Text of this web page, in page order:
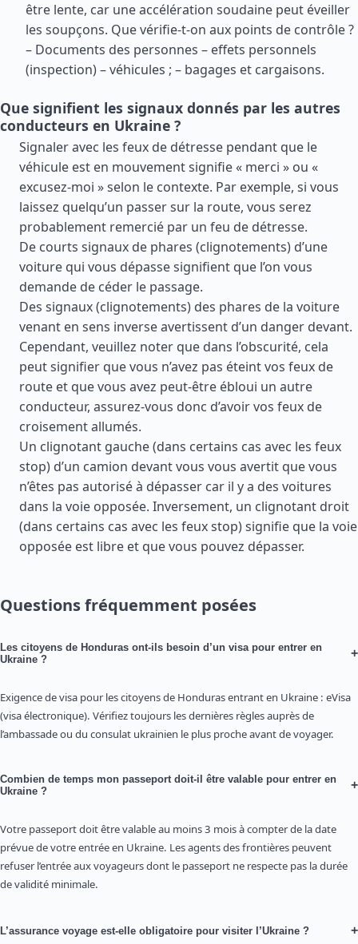
être lente, car une accélération soudaine peut éveiller
les soupçons. Que vérifie-t-on aux points de contrôle ?
– Documents des personnes – effets personnels
(inspection) – véhicules ; – bagages et cargaisons.
Que signifient les signaux donnés par les autres
conducteurs en Ukraine ?
Signaler avec les feux de détresse pendant que le
véhicule est en mouvement signifie « merci » ou «
excusez-moi » selon le contexte. Par exemple, si vous
laissez quelqu’un passer sur la route, vous serez
probablement remercié par un feu de détresse.
De courts signaux de phares (clignotements) d’une
voiture qui vous dépasse signifient que l’on vous
demande de céder le passage.
Des signaux (clignotements) des phares de la voiture
venant en sens inverse avertissent d’un danger devant.
Cependant, veuillez noter que dans l’obscurité, cela
peut signifier que vous n’avez pas éteint vos feux de
route et que vous avez peut-être ébloui un autre
conducteur, assurez-vous donc d’avoir vos feux de
croisement allumés.
Un clignotant gauche (dans certains cas avec les feux
stop) d’un camion devant vous vous avertit que vous
n’êtes pas autorisé à dépasser car il y a des voitures
dans la voie opposée. Inversement, un clignotant droit
(dans certains cas avec les feux stop) signifie que la voie
opposée est libre et que vous pouvez dépasser.
Questions fréquemment posées
Les citoyens de Honduras ont-ils besoin d’un visa pour entrer en
Ukraine ?
+
Exigence de visa pour les citoyens de Honduras entrant en Ukraine : eVisa
(visa électronique). Vérifiez toujours les dernières règles auprès de
l’ambassade ou du consulat ukrainien le plus proche avant de voyager.
Combien de temps mon passeport doit-il être valable pour entrer en
Ukraine ?
+
Votre passeport doit être valable au moins 3 mois à compter de la date
prévue de votre entrée en Ukraine. Les agents des frontières peuvent
refuser l’entrée aux voyageurs dont le passeport ne respecte pas la durée
de validité minimale.
L’assurance voyage est-elle obligatoire pour visiter l’Ukraine ? +